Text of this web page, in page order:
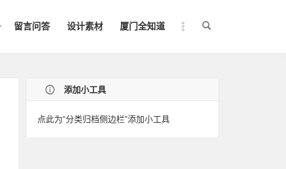
留言问答 设计素材 厦门全知道
添加小工具
点此为“分类归档侧边栏”添加小工具